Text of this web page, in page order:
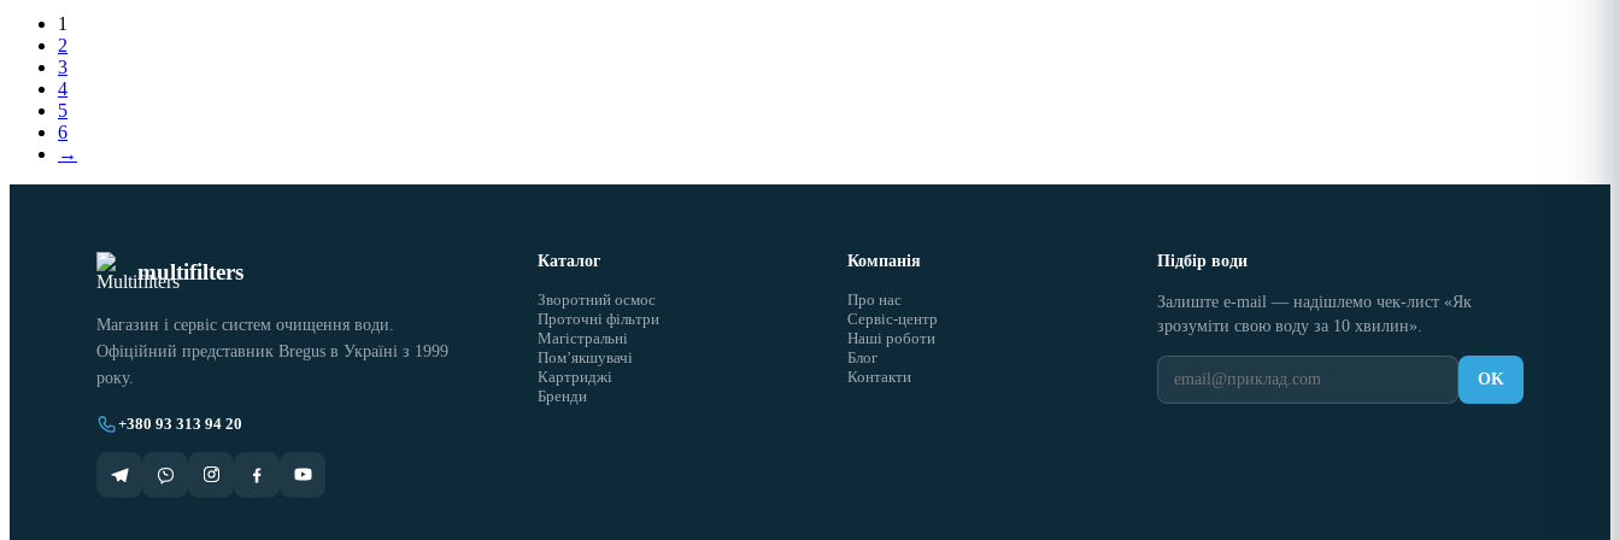
1
2
3
4
5
6
→
multifilters
Магазин і сервіс систем очищення води.
Офіційний представник Bregus в Україні з 1999
року.
+380 93 313 94 20
Каталог
Зворотний осмос
Проточні фільтри
Магістральні
Помʼякшувачі
Картриджі
Бренди
Компанія
Про нас
Сервіс-центр
Наші роботи
Блог
Контакти
Підбір води
Залиште e-mail — надішлемо чек-лист «Як
зрозуміти свою воду за 10 хвилин».
OK